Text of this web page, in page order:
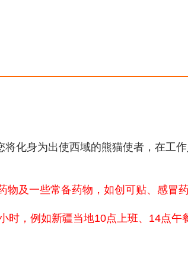
化身为出使西域的熊猫使者，在工作
及一些常备药物，如创可贴、感冒
，例如新疆当地10点上班、14点午